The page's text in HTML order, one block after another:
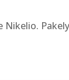
Nikelio.